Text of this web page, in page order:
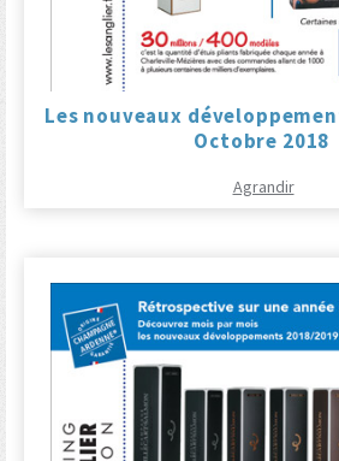
Les nouveaux
Octobre 2018
Agrandir